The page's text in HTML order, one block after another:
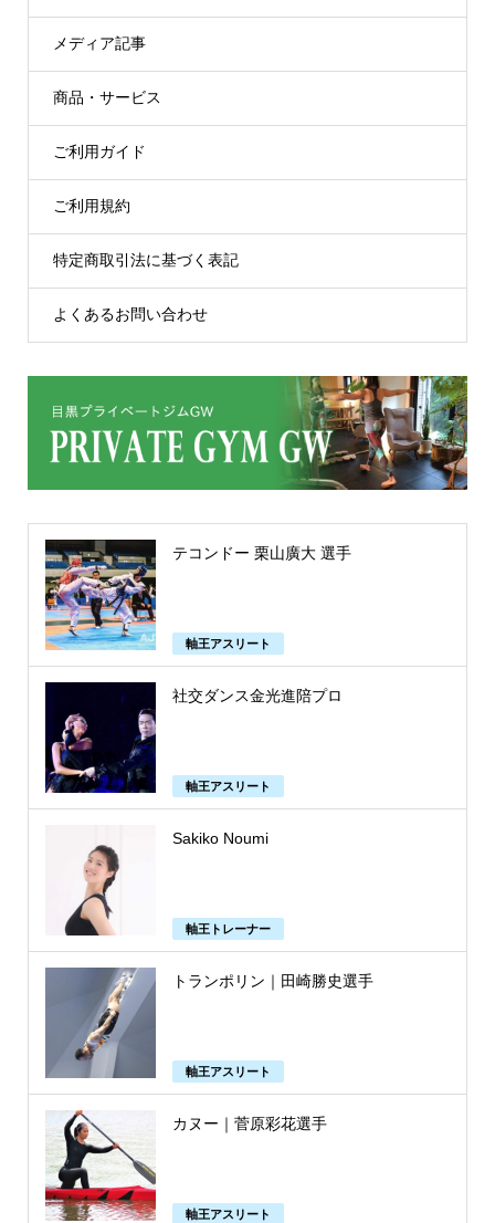
メディア記事
商品・サービス
ご利用ガイド
ご利用規約
特定商取引法に基づく表記
よくあるお問い合わせ
テコンドー 栗山廣大 選手
軸王アスリート
社交ダンス金光進陪プロ
軸王アスリート
Sakiko Noumi
軸王トレーナー
トランポリン｜田崎勝史選手
軸王アスリート
カヌー｜菅原彩花選手
軸王アスリート